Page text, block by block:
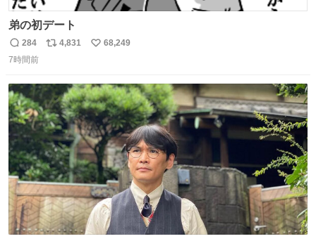
弟の初デート
返
信
284
リ
ト
数
4,831
い
数
68,249
7時間前